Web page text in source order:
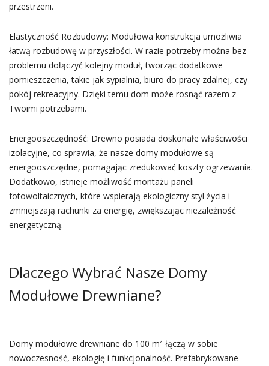
przestrzeni.
Elastyczność Rozbudowy: Modułowa konstrukcja umożliwia
łatwą rozbudowę w przyszłości. W razie potrzeby można bez
problemu dołączyć kolejny moduł, tworząc dodatkowe
pomieszczenia, takie jak sypialnia, biuro do pracy zdalnej, czy
pokój rekreacyjny. Dzięki temu dom może rosnąć razem z
Twoimi potrzebami.
Energooszczędność: Drewno posiada doskonałe właściwości
izolacyjne, co sprawia, że nasze domy modułowe są
energooszczędne, pomagając zredukować koszty ogrzewania.
Dodatkowo, istnieje możliwość montażu paneli
fotowoltaicznych, które wspierają ekologiczny styl życia i
zmniejszają rachunki za energię, zwiększając niezależność
energetyczną.
Dlaczego Wybrać Nasze Domy
Modułowe Drewniane?
Domy modułowe drewniane do 100 m² łączą w sobie
nowoczesność, ekologię i funkcjonalność. Prefabrykowane